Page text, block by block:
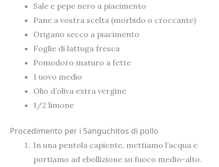
Sale e pepe nero a piacimento
Pane a vostra scelta (morbido o croccante)
Origano secco a piacimento
Foglie di lattuga fresca
Pomodoro maturo a fette
1 uovo medio
Olio d’oliva extra vergine
1/2 limone
Procedimento per i Sanguchitos di pollo
In una pentola capiente, mettiamo l’acqua e
portiamo ad ebollizione su fuoco medio-alto.